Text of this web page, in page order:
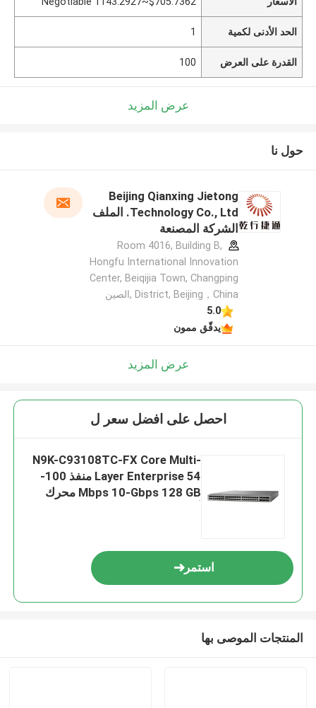
الحد الأدنى لكمية 1
القدرة على العرض 100
عرض المزيد
حول نا
Beijing Qianxing Jietong
Technology Co., Ltd. الملف
الشركة المصنعة
Room 4016, Building B,
Hongfu International Innovation
Center, Beiqijia Town, Changping
District, Beijing，China ,الصين
5.0
يدقّق ممون
عرض المزيد
احصل على افضل سعر ل
N9K-C93108TC-FX Core Multi-
Layer Enterprise 54 منفذ 100-
Mbps 10-Gbps 128 GB محرك
استمر
المنتجات الموصى بها